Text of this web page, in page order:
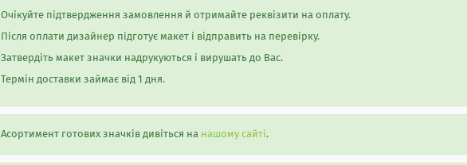
Очікуйте підтвердження замовлення й отримайте реквізити на оплату.
Після оплати дизайнер підготує макет і відправить на перевірку.
Затвердіть макет значки надрукуються і вирушать до Вас.
Термін доставки займає від 1 дня.
Асортимент готових значків дивіться на нашому сайті.